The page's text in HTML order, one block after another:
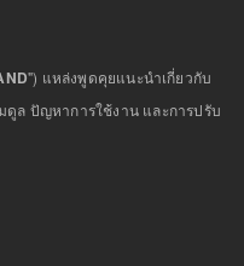
") แหล่งพูดคุยแนะนำเกี่ยวกับ
ดูล ปัญหาการใช้งาน และการปรับ